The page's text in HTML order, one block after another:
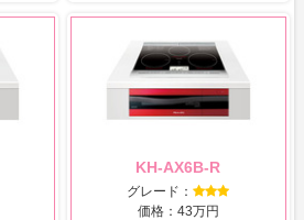
KH-AX6B-R
グレード：
価格：43万円